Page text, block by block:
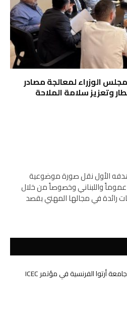
الوزراء لمعالجة مصادر
وتعزيز سلامة الملاحة
الأول نقل صورة موضوعية
واللبناني وخصوصاً من خلال
رائدة في مجالها المهني بقصد
إبنة الفيحاء سنا حسن خالد تمثل جامعة أرتوا الفرنسية في مؤتمر ICEC